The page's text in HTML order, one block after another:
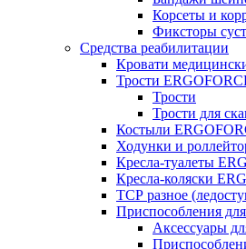
Корсеты и
Фиксторы
Средства реабилитации
Кровати
Трости
Трости
Трости для
Костыли
Ходунки и
Кресла-туалеты
Кресла-коляски
ТСР разное
Приспособления
Аксессуары